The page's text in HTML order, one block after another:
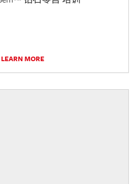
LEARN MORE